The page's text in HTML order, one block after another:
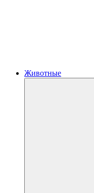
Животные